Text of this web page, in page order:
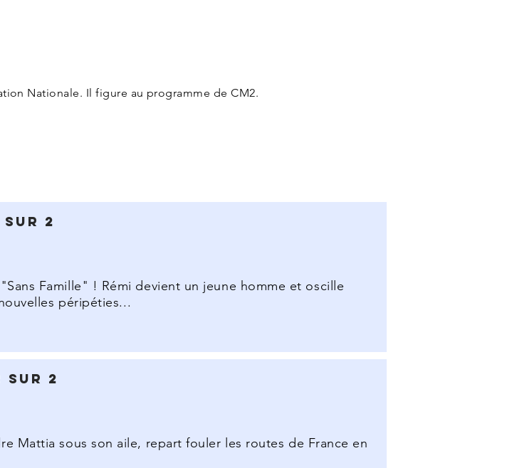
Nationale. Il figure au programme de CM2.
sur 2
Famille" ! Rémi devient un jeune homme et oscille
péripéties...
sur 2
Mattia sous son aile, repart fouler les routes de France en